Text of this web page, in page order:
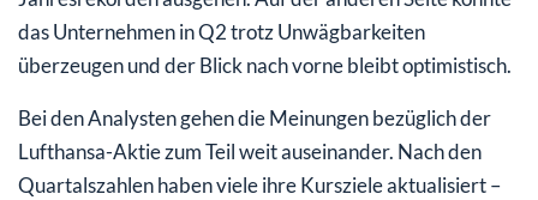
das Unternehmen in Q2 trotz Unwägbarkeiten
überzeugen und der Blick nach vorne bleibt optimistisch.
Bei den Analysten gehen die Meinungen bezüglich der
Lufthansa-Aktie zum Teil weit auseinander. Nach den
Quartalszahlen haben viele ihre Kursziele aktualisiert –